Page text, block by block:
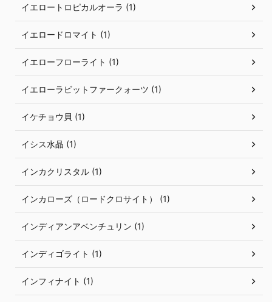
イエロートロピカルオーラ (1)
イエロードロマイト (1)
イエローフローライト (1)
イエローラビットファークォーツ (1)
イケチョウ貝 (1)
イシス水晶 (1)
インカクリスタル (1)
インカローズ（ロードクロサイト） (1)
インディアンアベンチュリン (1)
インディゴライト (1)
インフィナイト (1)